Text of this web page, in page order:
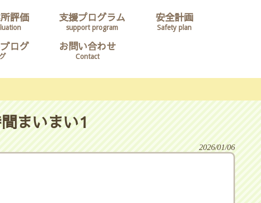
評価 支援プログラム
support program
安全計画
Safety plan
ログ お問い合わせ
Contact
まいまい1
2026/01/06